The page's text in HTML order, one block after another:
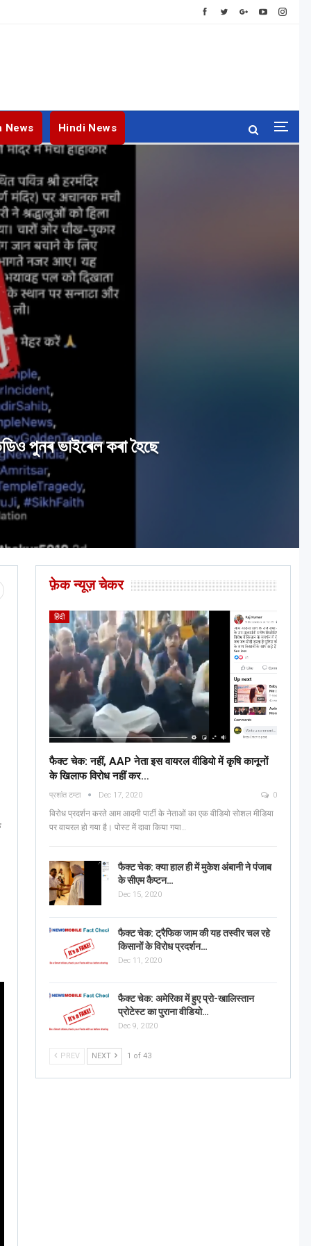
News Hindi News
পুনৰ ভাইৰেল কৰা হৈছে
फ़ेक न्यूज़ चेकर
हिंदी
फैक्ट चेक: नहीं, AAP नेता इस वायरल वीडियो में कृषि कानूनों
के खिलाफ विरोध नहीं कर…
प्रशांत टम्टा Dec 17, 2020 0
विरोध प्रदर्शन करते आम आदमी पार्टी के नेताओं का एक वीडियो सोशल मीडिया
पर वायरल हो गया है। पोस्ट में दावा किया गया…
फैक्ट चेक: क्या हाल ही में मुकेश अंबानी ने पंजाब
के सीएम कैप्टन…
Dec 15, 2020
फैक्ट चेक: ट्रैफिक जाम की यह तस्वीर चल रहे
किसानों के विरोध प्रदर्शन…
Dec 11, 2020
फैक्ट चेक: अमेरिका में हुए प्रो-खालिस्तान
प्रोटेस्ट का पुराना वीडियो…
Dec 9, 2020
PREV NEXT 1 of 43